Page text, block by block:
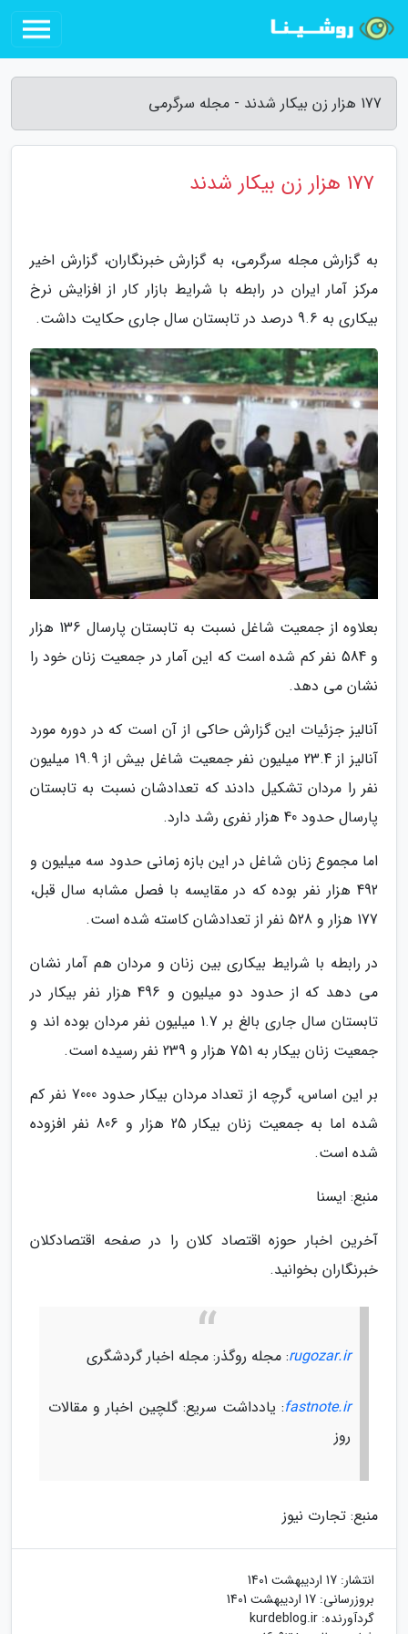
177 هزار زن بیکار شدند - مجله سرگرمی
177 هزار زن بیکار شدند
به گزارش مجله سرگرمی، به گزارش خبرنگاران، گزارش اخیر
مرکز آمار ایران در رابطه با شرایط بازار کار از افزایش نرخ
بیکاری به 9.6 درصد در تابستان سال جاری حکایت داشت.
بعلاوه از جمعیت شاغل نسبت به تابستان پارسال 136 هزار
و 584 نفر کم شده است که این آمار در جمعیت زنان خود را
نشان می دهد.
آنالیز جزئیات این گزارش حاکی از آن است که در دوره مورد
آنالیز از 23.4 میلیون نفر جمعیت شاغل بیش از 19.9 میلیون
نفر را مردان تشکیل دادند که تعدادشان نسبت به تابستان
پارسال حدود 40 هزار نفری رشد دارد.
اما مجموع زنان شاغل در این بازه زمانی حدود سه میلیون و
492 هزار نفر بوده که در مقایسه با فصل مشابه سال قبل،
177 هزار و 528 نفر از تعدادشان کاسته شده است.
در رابطه با شرایط بیکاری بین زنان و مردان هم آمار نشان
می دهد که از حدود دو میلیون و 496 هزار نفر بیکار در
تابستان سال جاری بالغ بر 1.7 میلیون نفر مردان بوده اند و
جمعیت زنان بیکار به 751 هزار و 239 نفر رسیده است.
بر این اساس، گرچه از تعداد مردان بیکار حدود 7000 نفر کم
شده اما به جمعیت زنان بیکار 25 هزار و 806 نفر افزوده
شده است.
منبع: ایسنا
آخرین اخبار حوزه اقتصاد کلان را در صفحه اقتصادکلان
خبرنگاران بخوانید.
rugozar.ir: مجله روگذر: مجله اخبار گردشگری
fastnote.ir: یادداشت سریع: گلچین اخبار و مقالات
روز
منبع: تجارت نیوز
انتشار: 17 اردیبهشت 1401
بروزرسانی: 17 اردیبهشت 1401
گردآورنده: kurdeblog.ir